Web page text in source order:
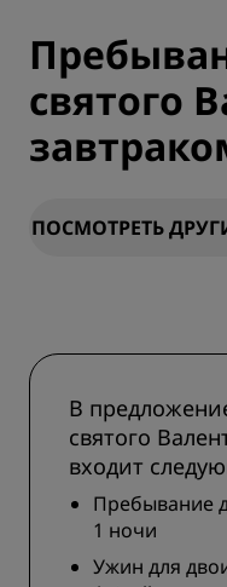
святого
ПОСМОТРЕТЬ
В
святого
входит
Пребывание
1 ночи
Ужин для